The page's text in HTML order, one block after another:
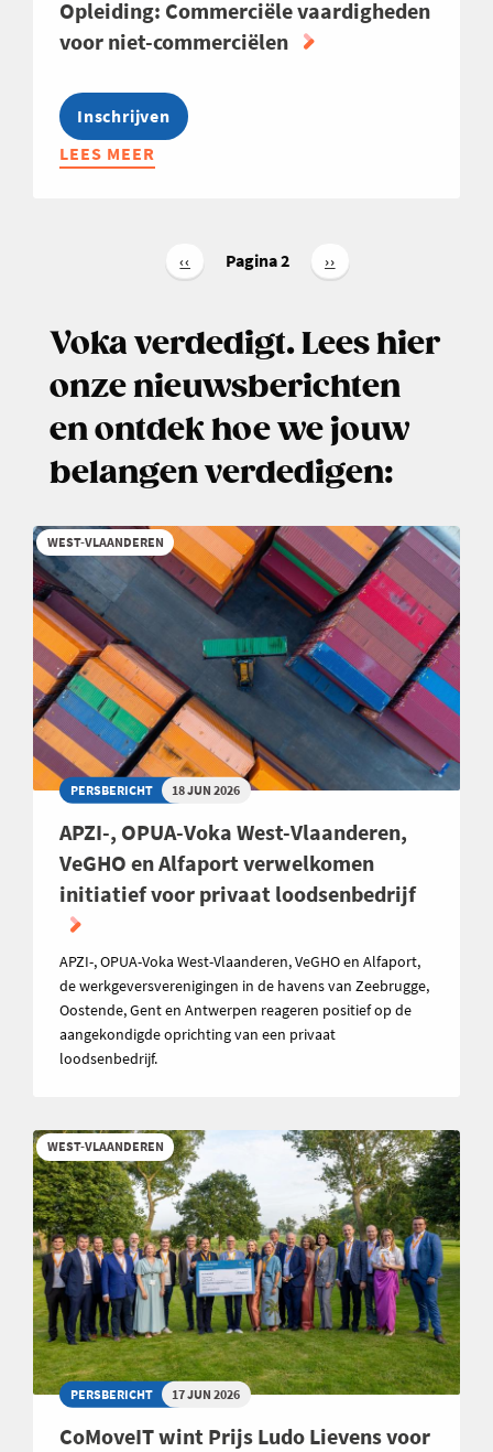
Opleiding: Commerciële vaardigheden
voor niet-commerciëlen
Inschrijven
LEES MEER
ABOUT
Vorige
pagina
‹‹ Pagina 2
Volgende
pagina
››
Voka verdedigt. Lees hier
onze nieuwsberichten
en ontdek hoe we jouw
belangen verdedigen:
WEST-VLAANDEREN
PERSBERICHT 18 JUN 2026
APZI-, OPUA-Voka West-Vlaanderen,
VeGHO en Alfaport verwelkomen
initiatief voor privaat loodsenbedrijf
APZI-, OPUA-Voka West-Vlaanderen, VeGHO en Alfaport,
de werkgeversverenigingen in de havens van Zeebrugge,
Oostende, Gent en Antwerpen reageren positief op de
aangekondigde oprichting van een privaat
loodsenbedrijf.
WEST-VLAANDEREN
PERSBERICHT 17 JUN 2026
CoMoveIT wint Prijs Ludo Lievens voor